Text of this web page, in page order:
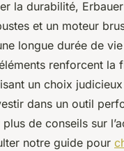
la durabilité,
et un moteur
longue durée de
renforcent la
un choix
dans un outil
de conseils sur
notre guide pour